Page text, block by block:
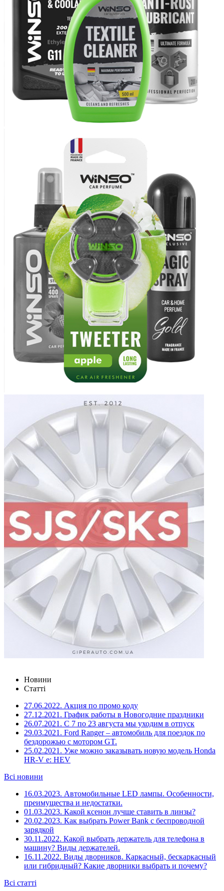
Новини
Статті
27.06.2022. Акция по промо коду
27.12.2021. График работы в Новогодние праздники
26.07.2021. С 7 по 23 августа мы уходим в отпуск
29.03.2021. Ford Ranger – автомобиль для поездок по
бездорожью с мотором GT.
25.02.2021. Уже можно заказывать новую модель Honda
HR-V e: HEV
Всі новини
16.03.2023. Автомобильные LED лампы. Особенности,
преимущества и недостатки.
01.03.2023. Какой ксенон лучше ставить в линзы?
20.02.2023. Как выбрать Power Bank с беспроводной
зарядкой
30.11.2022. Какой выбрать держатель для телефона в
машину? Виды держателей.
16.11.2022. Виды дворников. Каркасный, бескаркасный
или гибридный? Какие дворники выбрать и почему?
Всі статті